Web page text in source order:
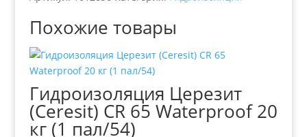
Похожие товары
Гидроизоляция Церезит
(Ceresit) CR 65 Waterproof 20
кг (1 пал/54)